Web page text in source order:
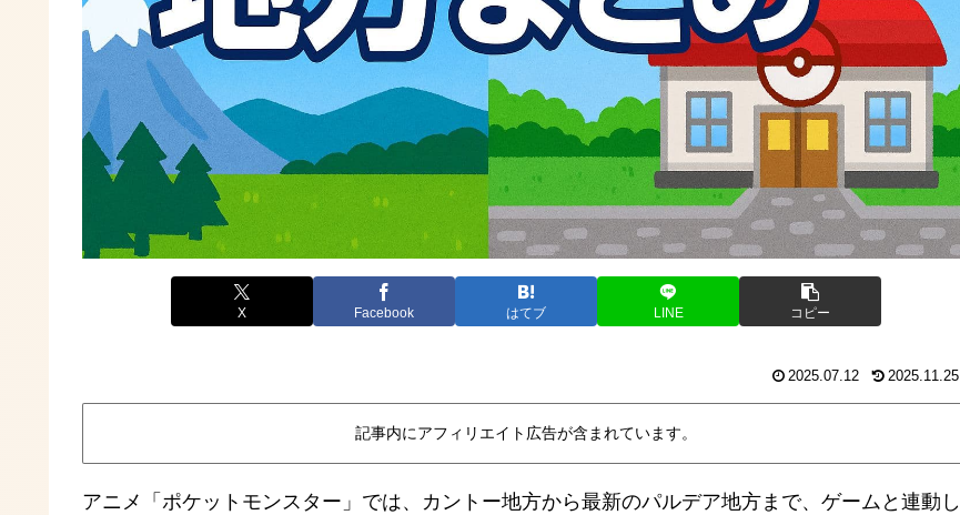
X Facebook はてブ LINE コピー
2025.07.12 2025.11.25
記事内にアフィリエイト広告が含まれています。
アニメ「ポケットモンスター」では、カントー地方から最新のパルデア地方まで、ゲームと連動し